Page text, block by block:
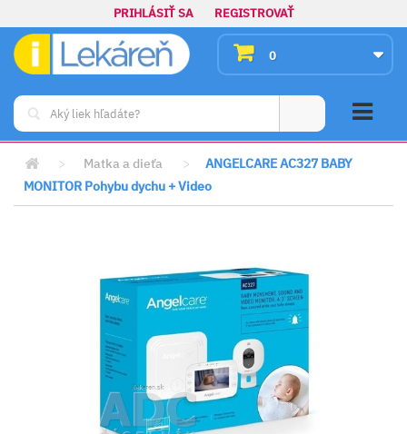
PRIHLÁSIŤ SA REGISTROVAŤ
0
> Matka a dieťa >
ANGELCARE AC327 BABY
MONITOR Pohybu dychu + Video